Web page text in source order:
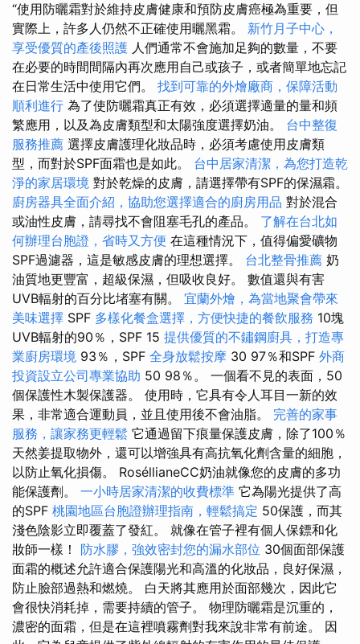
“使用防曬霜對於維持皮膚健康和預防皮膚癌極為重要，但
實際上，許多人仍然不正確使用曬黑霜。 新竹月子中心，
享受優質的產後照護 人們通常不會施加足夠的數量，不要
在必要的時間間隔內再次應用自己或孩子，或者簡單地忘記
在日常生活中使用它們。 找到可靠的外燴廠商，保障活動
順利進行 為了使防曬霜真正有效，必須選擇適量的量和頻
繁應用，以及為皮膚類型和太陽強度選擇奶油。 台中整復
服務推薦 選擇皮膚護理化妝品時，必須考慮使用皮膚類
型，而對於SPF面霜也是如此。 台中居家清潔，為您打造乾
淨的家居環境 對於乾燥的皮膚，請選擇帶有SPF的保濕霜。
廚房器具全面介紹，協助您選擇適合的廚房用品 對於混合
或油性皮膚，請尋找不會阻塞毛孔的產品。 了解在台北如
何辦理台胞證，省時又方便 在這種情況下，值得偏愛礦物
SPF過濾器，這是敏感皮膚的理想選擇。 台北整骨推薦 奶
油質地更豐富，超級保濕，但吸收良好。 數值還與有害
UVB輻射的百分比堵塞有關。 宜蘭外燴，為當地聚會帶來
美味選擇 SPF 多樣化餐盒選擇，方便快捷的餐飲服務 10塊
UVB輻射的90％，SPF 15 提供優質的不鏽鋼廚具，打造專
業廚房環境 93％，SPF 全身放鬆按摩 30 97％和SPF 外商
投資設立公司專業協助 50 98％。 一個看不見的表面，50
個保護性木製保護器。 使用時，它具有令人耳目一新的效
果，非常適合運動員，並且使用後不會油脂。 完善的家事
服務，讓家務更輕鬆 它通過留下痕量保護皮膚，除了100％
天然姜提取物外，還可以增強具有高抗氧化劑含量的細胞，
以防止氧化損傷。 RoséllianeCC奶油就像您的皮膚的多功
能保護劑。 一小時居家清潔的收費標準 它為陽光提供了高
的SPF 桃園地區台胞證辦理指南，輕鬆搞定 50保護，而其
淺色陰影立即覆蓋了發紅。 就像在管子裡有個人保鏢和化
妝師一樣！ 防水膠，強效密封您的漏水部位 30個面部保護
面霜的概述允許適合保護陽光和高溫的化妝品，良好保濕，
防止臉部過熱和燃燒。 白天將其應用於面部幾次，因此它
會很快消耗掉，需要持續的管子。 物理防曬霜是沉重的，
濃密的面霜，但是在這裡噴霧劑對我來說非常有前途。 因